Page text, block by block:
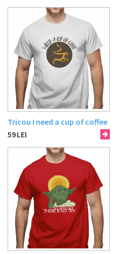
Tricou I need a cup of coffee
59LEI